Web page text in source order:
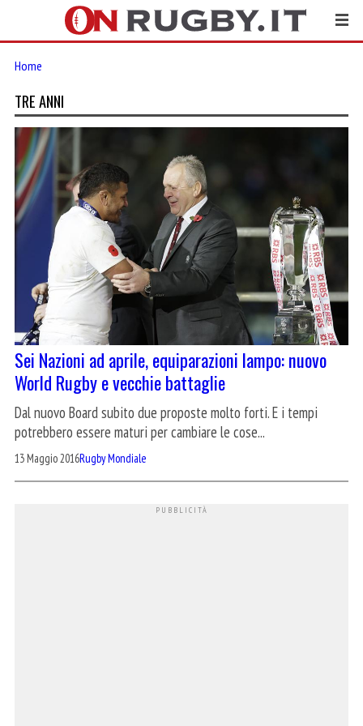
Home
TRE ANNI
Sei Nazioni ad aprile, equiparazioni lampo: nuovo
World Rugby e vecchie battaglie
Dal nuovo Board subito due proposte molto forti. E i tempi
potrebbero essere maturi per cambiare le cose...
13 Maggio 2016Rugby Mondiale